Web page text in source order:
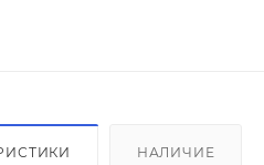
НАЛИЧИЕ